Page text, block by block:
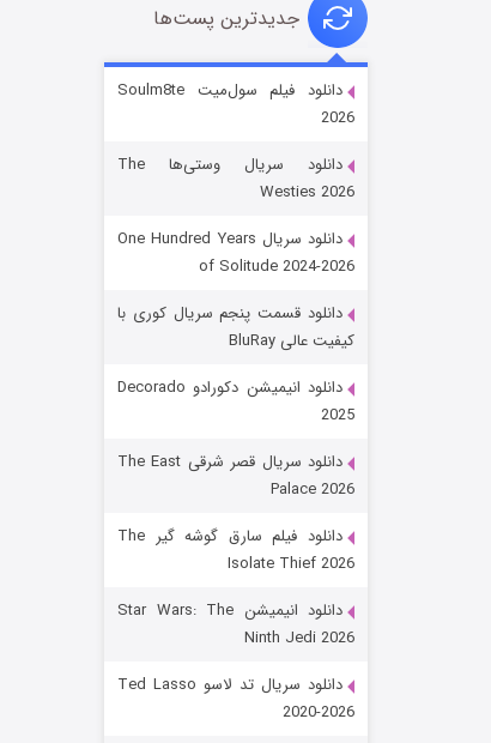
قسمت۶ (زیرنویس)
رویایی برای تو
قسمت۱۵ (دوبله)
جدیدترین پست‌ها
دانلود فیلم سول‌میت Soulm8te
2026
دانلود سریال وستی‌ها The
Westies 2026
دانلود سریال One Hundred Years
of Solitude 2024-2026
دانلود قسمت پنجم سریال کوری با
کیفیت عالی BluRay
دانلود انیمیشن دکورادو Decorado
2025
دانلود سریال قصر شرقی The East
Palace 2026
دانلود فیلم سارق گوشه گیر The
Isolate Thief 2026
دانلود انیمیشن Star Wars: The
Ninth Jedi 2026
دانلود سریال تد لاسو Ted Lasso
2020-2026